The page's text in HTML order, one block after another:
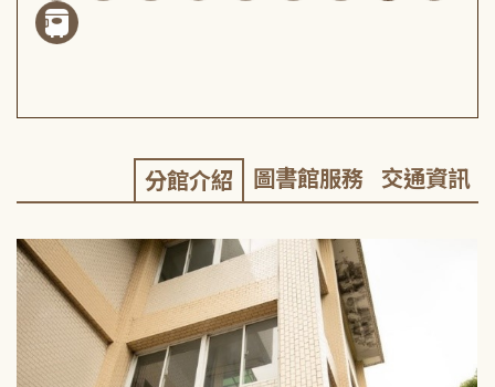
分館介紹 圖書館服務 交通資訊